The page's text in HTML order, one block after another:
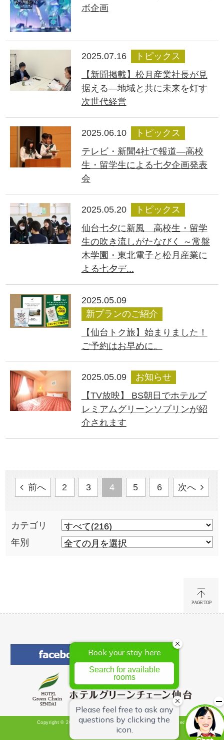
ボ企画
2025.07.16
トピックス
【新聞掲載】松月産業社長が見
据える―地域と共に未来を灯す
次世代経営
2025.06.10
トピックス
テレビ・新聞4社で報道―高校
生・留学生による七夕企画発表
会
2025.05.20
トピックス
仙台七夕に新風 高校生・留学
生の吹き流しがたなびく ～常盤
木学園・東北電子と松月産業に
よる七夕デ...
2025.05.09
新プランのご紹介
【仙台トク旅】始まりました！
ご予約はお早めに。
2025.05.09
お知らせ
【TV放映】 BS朝日でホテルプ
レミアムグリーンソブリンが紹
介されます
前へ 2 3 4 5 6 次へ
カテゴリ
年別
Copyright © 2026 Hotel Green Chain Sendai All Rights Reserved.